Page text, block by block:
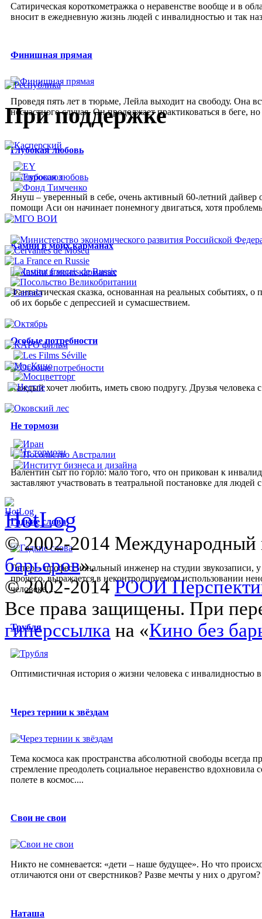
Сатирическая короткометражка о неравенстве вообще и в
вносит в ежедневную жизнь людей с инвалидностью и так
Финишная прямая
Проведя пять лет в тюрьме, Лейла выходит на свободу. Она
несчастного случая. Он продолжает практиковаться в беге,
Глубокая любовь
Януш – уверенный в себе, очень активный 60-летний дайвер
помощи Аси он начинает понемногу двигаться, хотя
Камни в моих карманах
Фантастическая сказка, основанная на реальных событиях,
об их борьбе с депрессией и сумасшествием.
Особые потребности
Каждый хочет любить, иметь свою подругу. Друзья человека
Не тормози
Валентин сыт по горло: мало того, что он прикован к
заставляют участвовать в театральной постановке для людей
Гадкие слова
Петер – профессиональный инженер на студии звукозаписи,
прочего, выражается в неконтролируемом использовании
человеке,...
Трубля
Оптимистичная история о жизни человека с инвалидностью
Через тернии к звёздам
Тема космоса как пространства абсолютной свободы всегда
стремление преодолеть социальное неравенство
полете в космос....
Свои не свои
Никто не сомневается: «дети – наше будущее». Но что
отличаются они от сверстников? Разве мечты у них о другом?
Наташа
При поддержке
© 2002-2014 Международный
барьеров».
© 2002-2014РООИ
Все права защищены. При
гиперссылка на «Кино без